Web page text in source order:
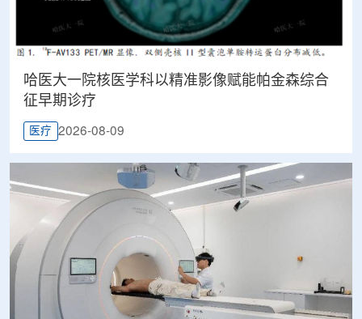
哈医大一院核医学科以精准影像赋能帕金森综合
征早期诊疗
医疗 2026-08-09